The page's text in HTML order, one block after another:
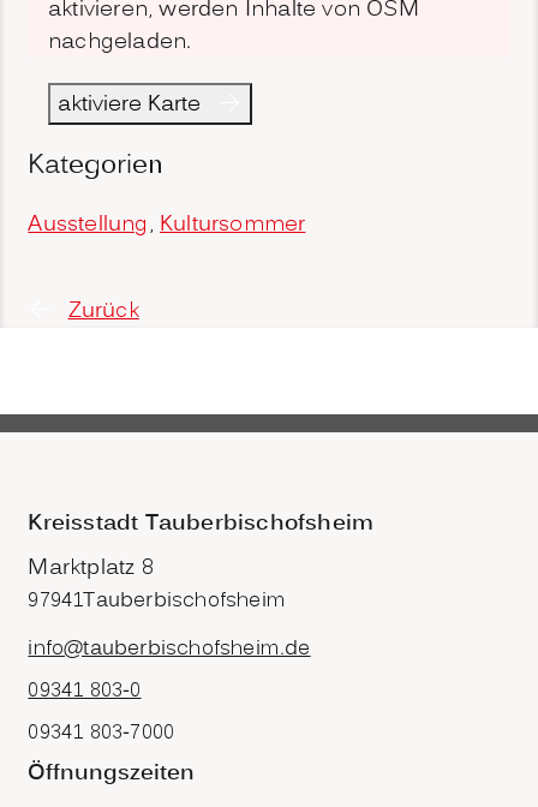
aktivieren, werden Inhalte von OSM
nachgeladen.
aktiviere Karte
Kategorien
Ausstellung, Kultursommer
Zurück
Kreisstadt Tauberbischofsheim
Marktplatz 8
97941Tauberbischofsheim
info@tauberbischofsheim.de
09341 803-0
09341 803-7000
Öffnungszeiten